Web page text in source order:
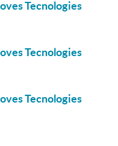
Tecnologies
Tecnologies
Tecnologies